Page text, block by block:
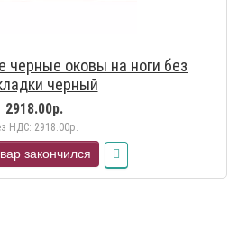
оковы на ноги без
черный
2918.00р.
НДС: 2918.00р.
закончился